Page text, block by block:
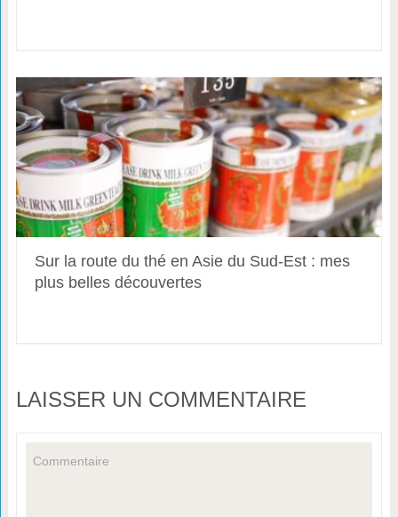
Sur la route du thé en Asie du Sud-Est : mes
plus belles découvertes
LAISSER UN COMMENTAIRE